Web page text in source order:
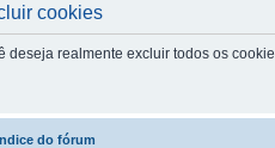
cookies
deseja realmente excluir todos os
do fórum